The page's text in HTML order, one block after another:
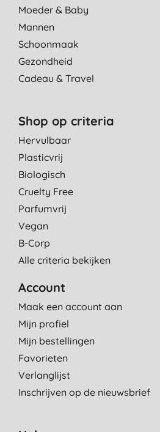
Moeder & Baby
Mannen
Schoonmaak
Gezondheid
Cadeau & Travel
Shop op criteria
Hervulbaar
Plasticvrij
Biologisch
Cruelty Free
Parfumvrij
Vegan
B-Corp
Alle criteria bekijken
Account
Maak een account aan
Mijn profiel
Mijn bestellingen
Favorieten
Verlanglijst
Inschrijven op de nieuwsbrief